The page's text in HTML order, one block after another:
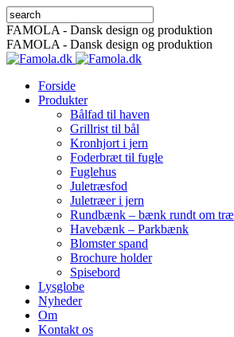
FAMOLA - Dansk design og produktion
FAMOLA - Dansk design og produktion
Forside
Produkter
Bålfad til haven
Grillrist til bål
Kronhjort i jern
Foderbræt til fugle
Fuglehus
Juletræsfod
Juletræer i jern
Rundbænk – bænk rundt om træ
Havebænk – Parkbænk
Blomster spand
Brochure holder
Spisebord
Lysglobe
Nyheder
Om
Kontakt os